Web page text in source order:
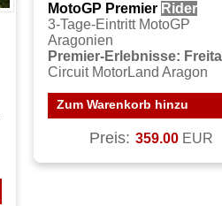
MotoGP Premier Rider
3-Tage-Eintritt MotoGP
Aragonien
Premier-Erlebnisse:
Circuit MotorLand Aragon
Zum Warenkorb hinzu
Preis: 359.00 EUR